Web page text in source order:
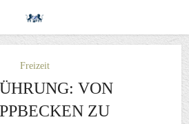
Freizeit
VON
ZU